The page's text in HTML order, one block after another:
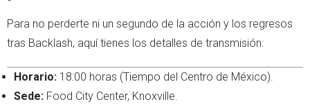
Para no perderte ni un segundo de la acción y los regresos
tras Backlash, aquí tienes los detalles de transmisión:
Horario: 18:00 horas (Tiempo del Centro de México).
Sede: Food City Center, Knoxville.